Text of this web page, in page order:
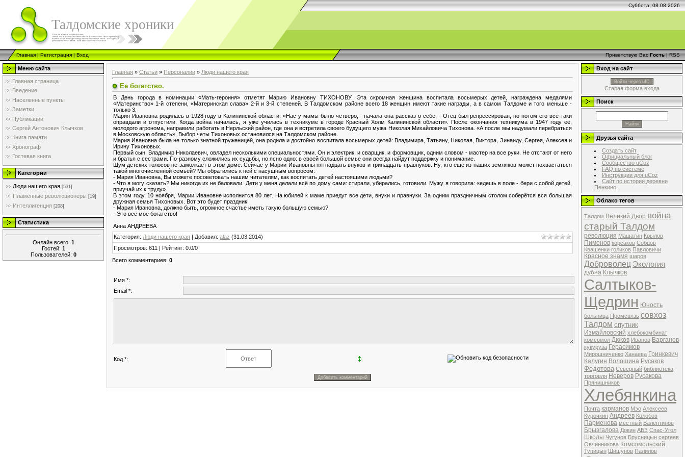
Суббота, 08.08.2026
Талдомские хроники
Главная|Регистрация|Вход Приветствую Вас Гость|RSS
Меню сайта
Главная страница
Введение
Населенные пункты
Заметки
Публикации
Сергей Антонович Клычков
Книга памяти
Хронограф
Гостевая книга
Категории
Люди нашего края [531]
Пламенные революционеры [19]
Интеллигенция [208]
Статистика
Онлайн всего: 1
Гостей: 1
Пользователей: 0
Главная » Статьи » Персоналии » Люди нашего края
Ее богатство.
В День города в номинации «Мать-героиня» отметят Марию Ивановну ТИХОНОВУ. Эта скромная женщина воспитала восьмерых детей, награждена медалями
«Материнство» 1-й степени, «Материнская слава» 2-й и 3-й степеней. В Талдомском районе всего 18 женщин имеют такие награды, а в самом Талдоме и того меньше -
только 3.
Мария Ивановна родилась в 1928 году в Калининской области. «Нас у мамы было четверо, - начала она рассказ о себе, - Отец был репрессирован, но потом его всё-таки
оправдали и отпустили. Когда война началась, я уже училась в техникуме в городе Красный Холм Калининской области». После окончания техникума в 1947 году её,
молодого агронома, направили работать в Нерльский район, где она и встретила своего будущего мужа Николая Михайловича Тихонова. «А после мы надумали перебраться
в Московскую область». Выбор четы Тихоновых остановился на Талдомском районе.
Мария Ивановна была не только знатной труженицей, она родила и достойно воспитала восьмерых детей: Владимира, Татьяну, Николая, Виктора, Зинаиду, Сергея, Алексея и
Ирину Тихоновых.
Первый сын, Владимир Николаевич, овладел несколькими специальностями. Он и электрик, и сварщик, и формовщик, одним словом - мастер на все руки. Не отстают от него
и братья с сестрами. По-разному сложились их судьбы, но ясно одно: в своей большой семье они всегда найдут поддержку и понимание.
Шум детских голосов не замолкает в этом доме. Сейчас у Марии Ивановны пятнадцать внуков и тринадцать правнуков. Ну, кто ещё из наших земляков может похвастаться
такой многочисленной семьёй? Мы обратились к ней с насущным вопросом:
- Мария Ивановна, Вы можете посоветовать нашим читателям, как воспитать детей настоящими людьми?
- Что я могу сказать? Мы никогда их не баловали. Дети у меня делали всё по дому сами: стирали, убирались, готовили. Мужу я говорила: «едешь в поле - бери с собой детей,
приучай их к труду».
В этом году, 10 ноября, Марии Ивановне исполнится 80 лет. На юбилей к маме приедут все дети, внуки и правнуки. За одним праздничным столом соберётся вся большая
дружная семья Тихоновых. Вот это будет праздник!
- Мария Ивановна, должно быть, огромное счастье иметь такую большую семью?
- Это всё моё богатство!
Анна АНДРЕЕВА
Категория: Люди нашего края | Добавил: alaz (31.03.2014)
Просмотров: 611 | Рейтинг: 0.0/0
Всего комментариев: 0
Имя *:
Email *:
Код *:
Вход на сайт
Войти через uID
Старая форма входа
Поиск
Друзья сайта
Создать сайт
Официальный блог
Сообщество uCoz
FAQ по системе
Инструкции для uCoz
Сайт по истории деревни
Пенкино
Облако тегов
Талдом Великий Двор война
старый Талдом
революция Машатин Крылов
Пименов корсаков Собцов
Квашенки голиков Павловичи
Красное знамя шаров
Доброволец Экология
дубна Клычков
Салтыков-
Щедрин Юность
больница Промсвязь совхоз
Талдом спутник
Измайловский хлебокомбинат
комсомол Дюков Иванов Варганов
кукуруза Герасимов
Мирошниченко Ханаева Гринкевич
Калугин Волошина Русаков
Федотова Северный библиотека
торговля Неверов Русакова
Прянишников
Хлебянкина
Почта карманов Мэо Алексеев
Курочкин Андреев Колобов
Парменова местный Валентинов
Брызгалова Докин АБЗ Спас-Угол
Школы Чугунов Брусницын сергеев
Овчинникова Комсомольский
Тупицын Шишунов Палилов